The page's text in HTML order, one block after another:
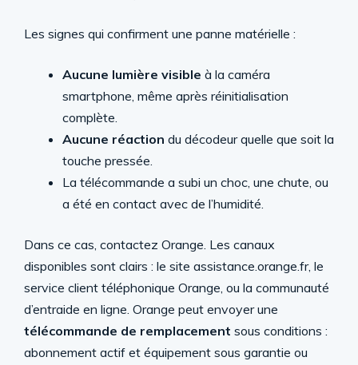
Les signes qui confirment une panne matérielle :
Aucune lumière visible à la caméra
smartphone, même après réinitialisation
complète.
Aucune réaction du décodeur quelle que soit la
touche pressée.
La télécommande a subi un choc, une chute, ou
a été en contact avec de l’humidité.
Dans ce cas, contactez Orange. Les canaux
disponibles sont clairs : le site assistance.orange.fr, le
service client téléphonique Orange, ou la communauté
d’entraide en ligne. Orange peut envoyer une
télécommande de remplacement sous conditions :
abonnement actif et équipement sous garantie ou